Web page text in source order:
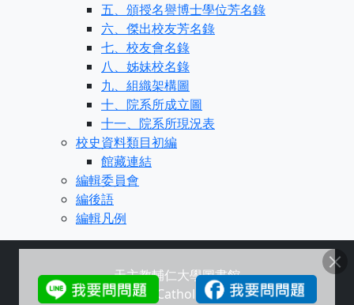
五、頒授名譽博士學位芳名錄
六、傑出校友芳名錄
七、校友會名錄
八、姊妹校名錄
九、組織架構圖
十、院系所成立圖
十一、院系所現況表
校史資料類目初編
館藏連結
編輯委員會
編後語
編輯凡例
天主教輔仁大學圖書館
Copyright © Fu Jen Catholic University Library